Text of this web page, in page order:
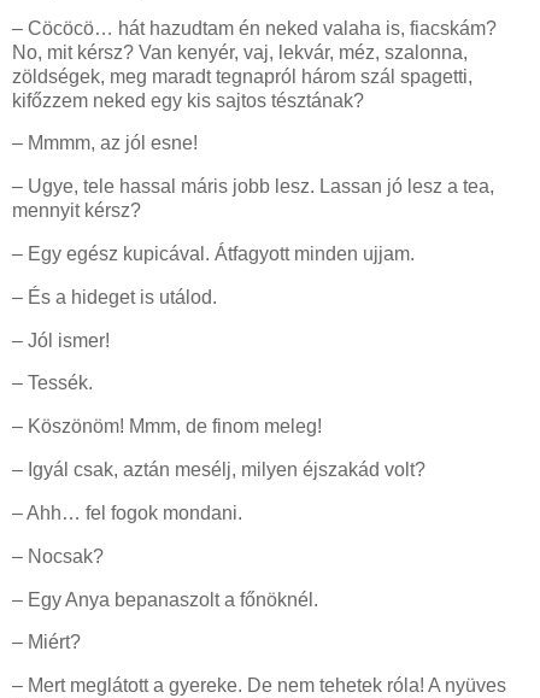
– Cöcöcö… hát hazudtam én neked valaha is, fiacskám?
No, mit kérsz? Van kenyér, vaj, lekvár, méz, szalonna,
zöldségek, meg maradt tegnapról három szál spagetti,
kifőzzem neked egy kis sajtos tésztának?
– Mmmm, az jól esne!
– Ugye, tele hassal máris jobb lesz. Lassan jó lesz a tea,
mennyit kérsz?
– Egy egész kupicával. Átfagyott minden ujjam.
– És a hideget is utálod.
– Jól ismer!
– Tessék.
– Köszönöm! Mmm, de finom meleg!
– Igyál csak, aztán mesélj, milyen éjszakád volt?
– Ahh… fel fogok mondani.
– Nocsak?
– Egy Anya bepanaszolt a főnöknél.
– Miért?
– Mert meglátott a gyereke. De nem tehetek róla! A nyüves